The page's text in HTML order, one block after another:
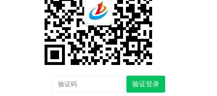
验证登录